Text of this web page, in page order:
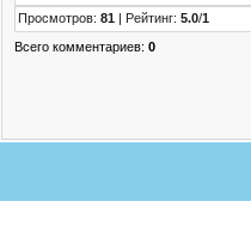
Просмотров: 81 | Рейтинг: 5.0/1
Всего комментариев: 0